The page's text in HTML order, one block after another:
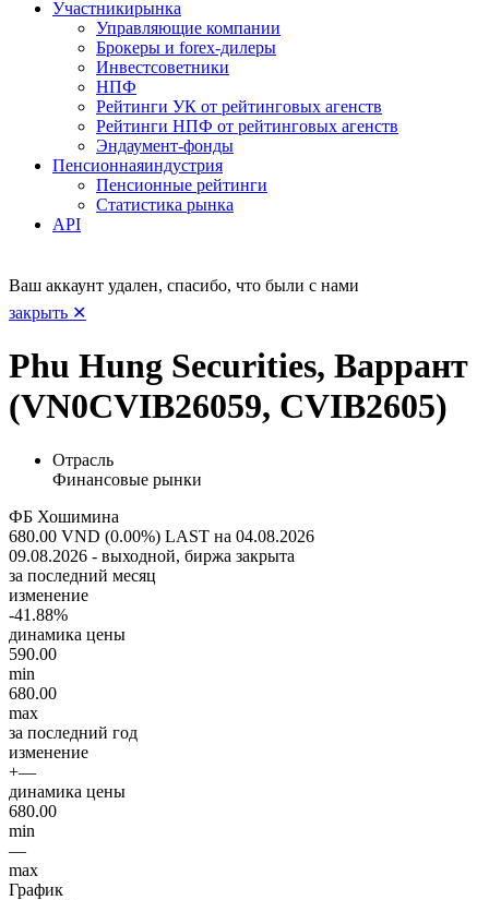
Участникирынка
Управляющие компании
Брокеры и forex-дилеры
Инвестсоветники
НПФ
Рейтинги УК от рейтинговых агенств
Рейтинги НПФ от рейтинговых агенств
Эндаумент-фонды
Пенсионнаяиндустрия
Пенсионные рейтинги
Статистика рынка
API
Ваш аккаунт удален, спасибо, что были с нами
закрыть ✕
Phu Hung Securities, Варрант
(VN0CVIB26059, CVIB2605)
Отрасль
Финансовые рынки
ФБ Хошимина
680.00 VND (0.00%) LAST на 04.08.2026
09.08.2026 - выходной, биржа закрыта
за последний месяц
изменение
-41.88%
динамика цены
590.00
min
680.00
max
за последний год
изменение
+—
динамика цены
680.00
min
—
max
График